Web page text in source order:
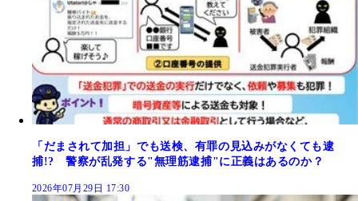
「だまされて加担」でも送検、有罪の見込みがなくても逮
捕!? 警察が乱発する"無理筋逮捕"に正義はあるのか？
2026年07月29日 17:30